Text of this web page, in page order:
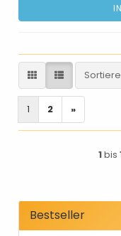
1 2 »
1bis
Bestseller